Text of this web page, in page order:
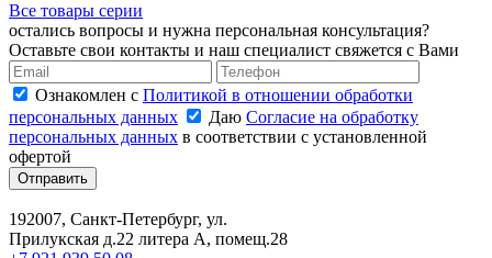
Все товары серии
остались вопросы и нужна персональная консультация?
Оставьте свои контакты и наш специалист свяжется с Вами
Ознакомлен с Политикой в отношении обработки
персональных данных
Даю Согласие на обработку
персональных данных в соответствии с установленной
офертой
Отправить
192007, Санкт-Петербург, ул.
Прилукская д.22 литера А, помещ.28